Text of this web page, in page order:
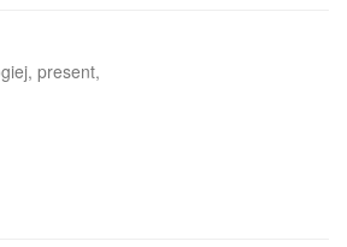
present,